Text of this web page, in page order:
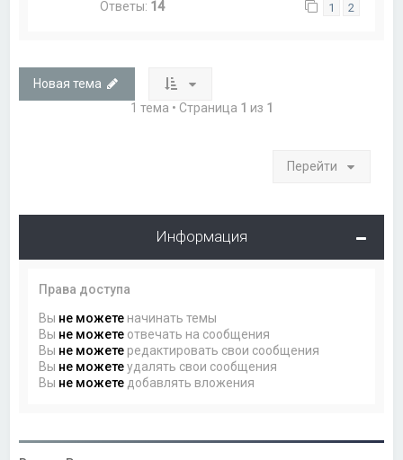
Ответы: 14 1 2
Новая тема
1 тема • Страница 1 из 1
Перейти
Информация
Права доступа
Вы не можете начинать темы
Вы не можете отвечать на сообщения
Вы не можете редактировать свои сообщения
Вы не можетеудалять свои сообщения
Вы не можете добавлять вложения